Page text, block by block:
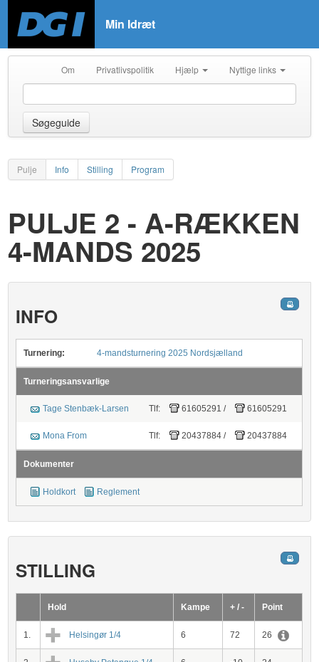
Min Idræt
Om Privatlivspolitik Hjælp Nyttige links
Søgeguide
Pulje Info Stilling Program
PULJE 2 - A-RÆKKEN
4-MANDS 2025
INFO
Turnering: 4-mandsturnering 2025 Nordsjælland
Turneringsansvarlige
Tage Stenbæk-Larsen Tlf: 61605291 / 61605291
Mona From Tlf: 20437884 / 20437884
Dokumenter
Holdkort Reglement
STILLING
Hold Kampe + / - Point
1. Helsingør 1/4 6 72 26